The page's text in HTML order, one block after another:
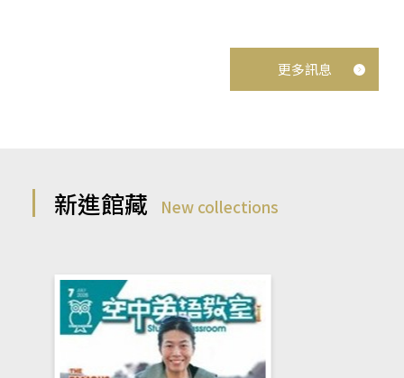
更多訊息
新進館藏 New collections